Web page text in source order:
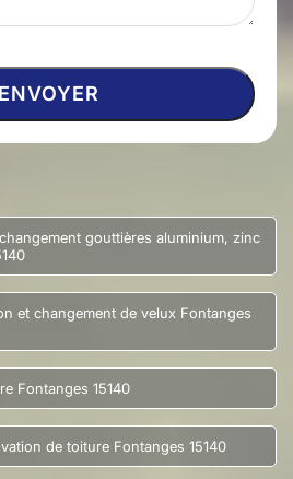
gouttières aluminium, zinc
et changement de velux Fontanges
Fontanges 15140
de toiture Fontanges 15140